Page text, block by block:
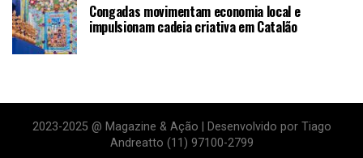
Congadas movimentam economia local e
impulsionam cadeia criativa em Catalão
2023-2025 @ Magazine & Ação | Desenvolvido por Tiago
Andreatto (11) 97100-2799